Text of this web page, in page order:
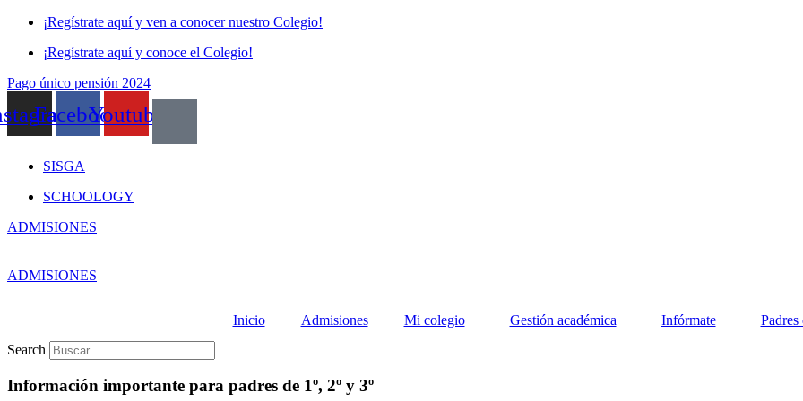
Skip
content
¡Regístrate aquí y ven a conocer nuestro Colegio!
¡Regístrate aquí y conoce el Colegio!
Pago único pensión 2024
FacebookYoutube
SISGA
SCHOOLOGY
ADMISIONES
ADMISIONES
Inicio Admisiones Mi colegio Gestión académica Infórmate
Search
Información importante para padres de 1º, 2º y 3º